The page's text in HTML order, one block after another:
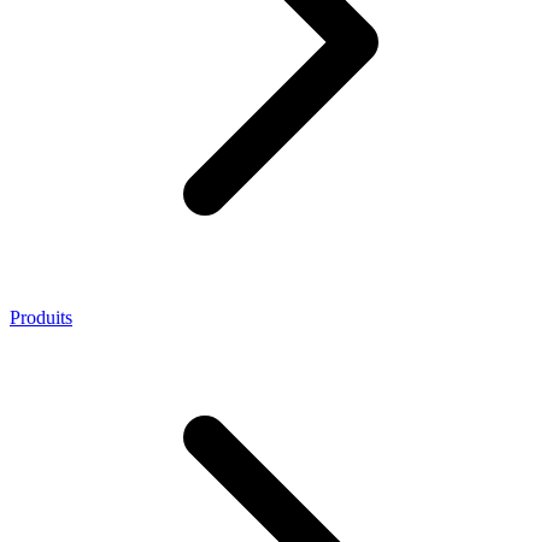
Produits